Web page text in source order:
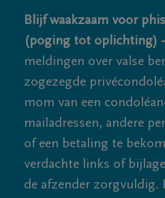
Blijf waakzaam voor
(poging tot oplichting) -
meldingen over valse
zogezegde
mom van een
mailadressen, andere
of een betaling te
verdachte links of
de afzender zorgvuldig.